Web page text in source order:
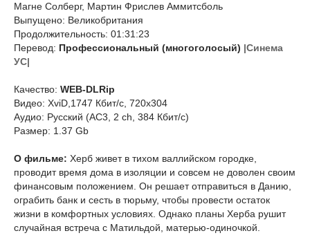
Магне Солберг, Мартин Фрислев Аммитсболь
Выпущено: Великобритания
Продолжительность: 01:31:23
Перевод: Профессиональный (многоголосый) |Синема
УС|
Качество: WEB-DLRip
Видео: XviD,1747 Кбит/с, 720x304
Аудио: Русский (AC3, 2 ch, 384 Кбит/с)
Размер: 1.37 Gb
О фильме: Херб живет в тихом валлийском городке,
проводит время дома в изоляции и совсем не доволен своим
финансовым положением. Он решает отправиться в Данию,
ограбить банк и сесть в тюрьму, чтобы провести остаток
жизни в комфортных условиях. Однако планы Херба рушит
случайная встреча с Матильдой, матерью-одиночкой.